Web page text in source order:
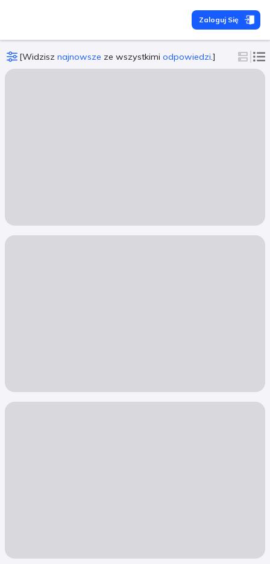
Zaloguj Się
[Widzisz najnowsze ze wszystkimi odpowiedzi ]